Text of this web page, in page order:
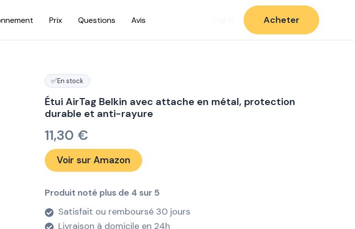
Prix Questions Avis Acheter
✅En stock
Étui AirTag Belkin avec attache en métal, protection
durable et anti-rayure
11,30 €
Voir sur Amazon
Produit noté plus de 4 sur 5
Satisfait ou remboursé 30 jours
Livraison à domicile en 24h